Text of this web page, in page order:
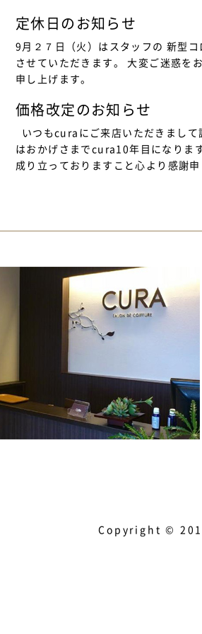
定休日のお知らせ
9月２７日（火）はスタッフの 新型
させていただきます。 大変ご迷惑を
申し上げます。
価格改定のお知らせ
いつもcuraにご来店いただきまして
はおかげさまでcura10年目になりま
成り立っておりますこと心より感謝
Copyright ©